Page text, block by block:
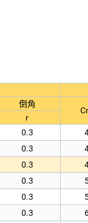
倒角
r
0.3
0.3
0.3
0.3
0.3
0.3